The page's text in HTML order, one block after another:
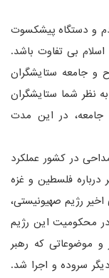
و دستگاه پیشکسوت
بی تفاوت باشد.
و جامعه ستایشگران
نظر شما ستایشگران
در این مدت
در کشور عملکرد
فلسطین و غزه
رژیم صهیونیستی،
محکومیت این رژیم
و موضوعاتی که رهبر
سروده و اجرا شد.